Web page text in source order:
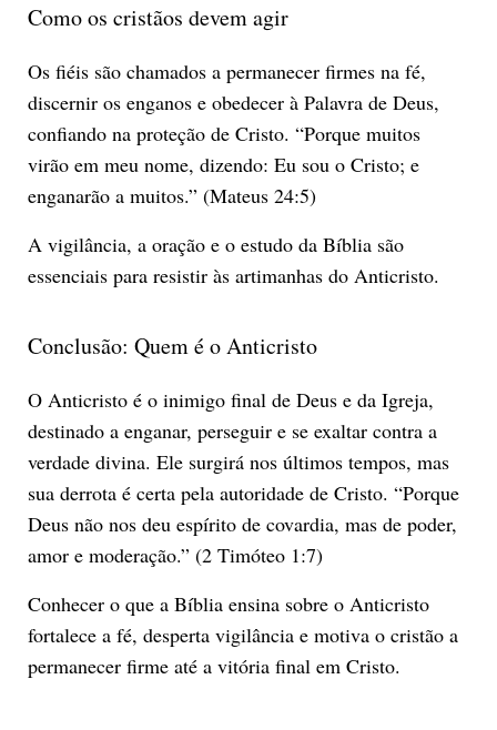
Como os cristãos devem agir
Os fiéis são chamados a permanecer firmes na fé,
discernir os enganos e obedecer à Palavra de Deus,
confiando na proteção de Cristo. “Porque muitos
virão em meu nome, dizendo: Eu sou o Cristo; e
enganarão a muitos.” (Mateus 24:5)
A vigilância, a oração e o estudo da Bíblia são
essenciais para resistir às artimanhas do Anticristo.
Conclusão: Quem é o Anticristo
O Anticristo é o inimigo final de Deus e da Igreja,
destinado a enganar, perseguir e se exaltar contra a
verdade divina. Ele surgirá nos últimos tempos, mas
sua derrota é certa pela autoridade de Cristo. “Porque
Deus não nos deu espírito de covardia, mas de poder,
amor e moderação.” (2 Timóteo 1:7)
Conhecer o que a Bíblia ensina sobre o Anticristo
fortalece a fé, desperta vigilância e motiva o cristão a
permanecer firme até a vitória final em Cristo.